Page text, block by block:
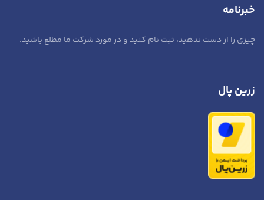
خبرنامه
چیزی را از دست ندهید، ثبت نام کنید و در مورد شرکت ما مطلع باشید.
زرین پال